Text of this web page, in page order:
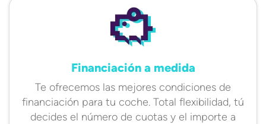
Financiación a medida
Te ofrecemos las mejores condiciones de
financiación para tu coche. Total flexibilidad, tú
decides el número de cuotas y el importe a